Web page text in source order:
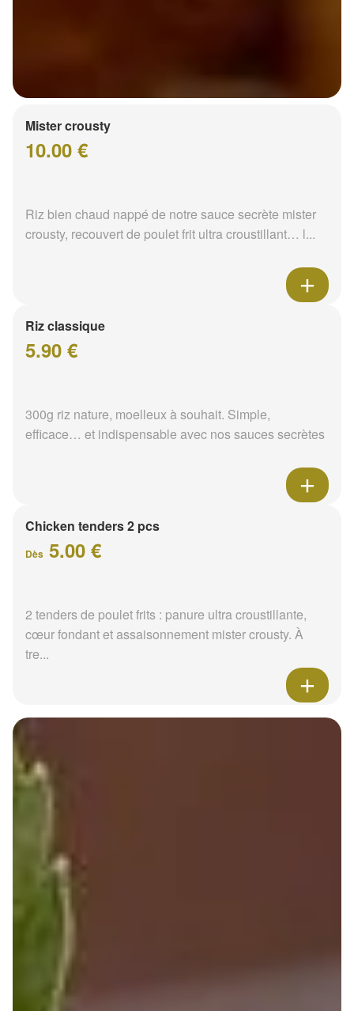
Mister crousty
10.00 €
Riz bien chaud nappé de notre sauce secrète mister
crousty, recouvert de poulet frit ultra croustillant… l...
Riz classique
5.90 €
300g riz nature, moelleux à souhait. Simple,
efficace… et indispensable avec nos sauces secrètes
Chicken tenders 2 pcs
Dès 5.00 €
2 tenders de poulet frits : panure ultra croustillante,
cœur fondant et assaisonnement mister crousty. À
tre...